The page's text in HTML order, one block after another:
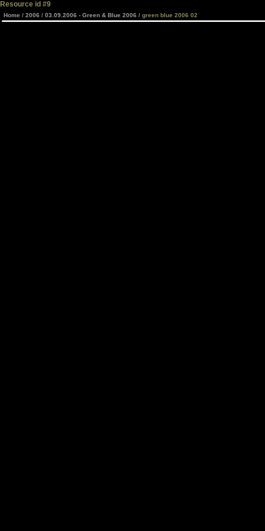
Resource id #9
Home / 2006 / 03.09.2006 - Green & Blue 2006 / green blue 2006 02